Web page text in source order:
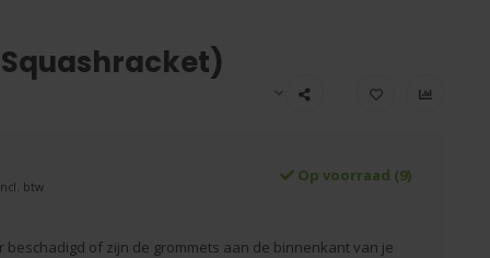
btw
Op voorraad (9)
beschadigd of zijn de grommets aan de binnenkant van je